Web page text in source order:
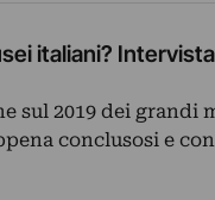
italiani?
sul 2019 dei grandi
conclusosi e